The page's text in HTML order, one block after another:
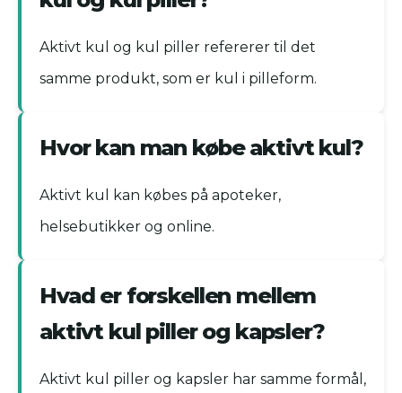
Aktivt kul og kul piller refererer til det
samme produkt, som er kul i pilleform.
Hvor kan man købe aktivt kul?
Aktivt kul kan købes på apoteker,
helsebutikker og online.
Hvad er forskellen mellem
aktivt kul piller og kapsler?
Aktivt kul piller og kapsler har samme formål,